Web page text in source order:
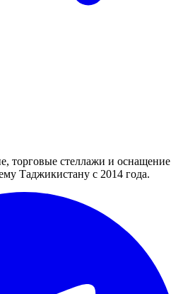
торговые стеллажи и оснащение
Таджикистану с 2014 года.